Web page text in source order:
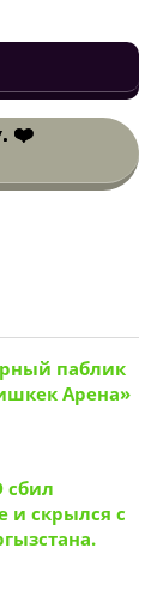
жазуу
паблик
сбил
и скрылся с